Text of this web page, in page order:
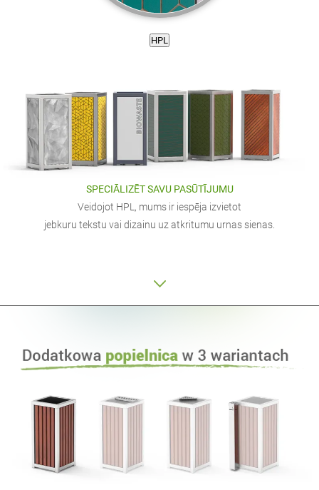
HPL
SPECIĀLIZĒT SAVU PASŪTĪJUMU
Veidojot HPL, mums ir iespēja izvietot
jebkuru tekstu vai dizainu uz atkritumu urnas sienas.